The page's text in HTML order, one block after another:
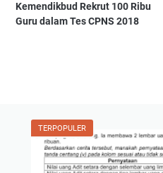
Kemendikbud Rekrut 100 Ribu
Guru dalam Tes CPNS 2018
TERPOPULER